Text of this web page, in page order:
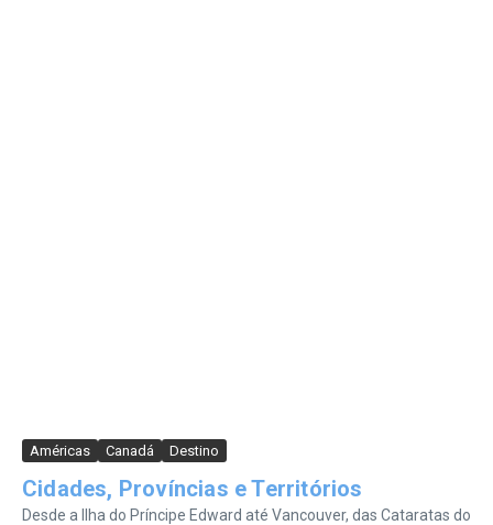
Américas Canadá Destino
Cidades, Províncias e Territórios
Desde a Ilha do Príncipe Edward até Vancouver, das Cataratas do